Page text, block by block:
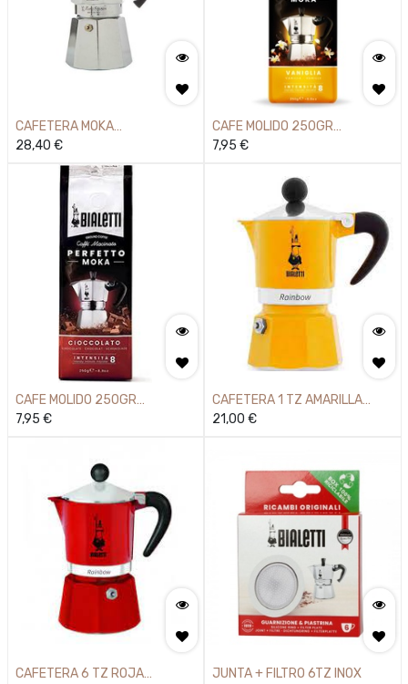
CAFETERA MOKA
EXP.6TZ.BIALETTI
28,40 €
CAFE MOLIDO 250GR
PERFMOKAVAINILLA
7,95 €
CAFE MOLIDO 250GR
PERFMOKACHOCO
7,95 €
CAFETERA 1 TZ AMARILLA
RAINBOW BIALETTI
21,00 €
CAFETERA 6 TZ ROJA
JUNTA + FILTRO 6TZ INOX